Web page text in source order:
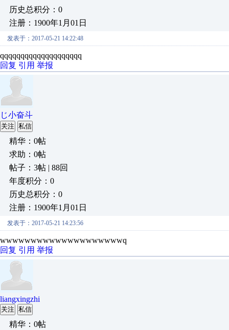
历史总积分：0
注册：1900年1月01日
发表于：2017-05-21 14:22:48
qqqqqqqqqqqqqqqqqqqq
回复 引用 举报
じ小奋斗
关注 私信
精华：0帖
求助：0帖
帖子：3帖 | 88回
年度积分：0
历史总积分：0
注册：1900年1月01日
发表于：2017-05-21 14:23:56
wwwwwwwwwwwwwwwwwwwwq
回复 引用 举报
liangxingzhi
关注 私信
精华：0帖